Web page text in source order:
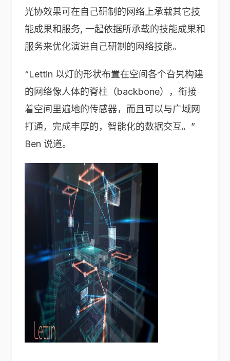
光协效果可在自己研制的网络上承载其它技
能成果和服务, 一起依据所承载的技能成果和
服务来优化演进自己研制的网络技能。
“Lettin 以灯的形状布置在空间各个旮旯构建
的网络像人体的脊柱（backbone），衔接
着空间里遍地的传感器，而且可以与广域网
打通，完成丰厚的，智能化的数据交互。”
Ben 说道。